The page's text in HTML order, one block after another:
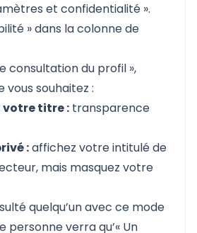
et confidentialité ».
» dans la colonne de
consultation du profil »,
vous souhaitez :
votre titre : transparence
:affichez votre intitulé de
mais masquez votre
quelqu’un avec ce mode
verra qu’« Un